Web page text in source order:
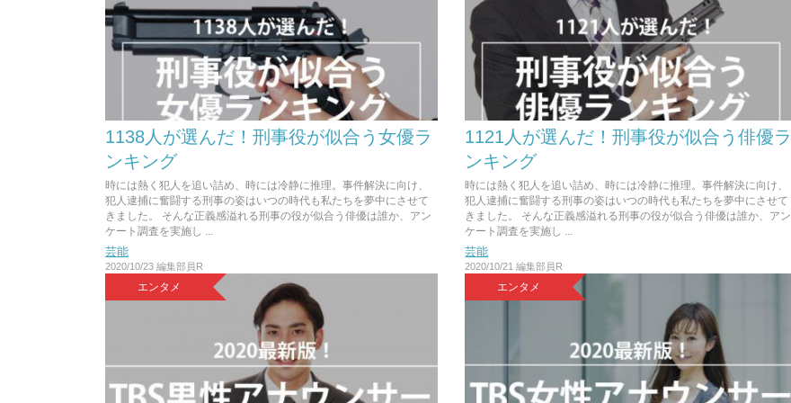
1138人が選んだ！刑事役が似合う女優ラ
ンキング
時には熱く犯人を追い詰め、時には冷静に推理。事件解決に向け、
犯人逮捕に奮闘する刑事の姿はいつの時代も私たちを夢中にさせて
きました。 そんな正義感溢れる刑事の役が似合う俳優は誰か、アン
ケート調査を実施し ...
芸能
2020/10/23 編集部員R
1121人が選んだ！刑事役が似合う俳優ラ
ンキング
時には熱く犯人を追い詰め、時には冷静に推理。事件解決に向け、
犯人逮捕に奮闘する刑事の姿はいつの時代も私たちを夢中にさせて
きました。 そんな正義感溢れる刑事の役が似合う俳優は誰か、アン
ケート調査を実施し ...
芸能
2020/10/21 編集部員R
エンタメ エンタメ